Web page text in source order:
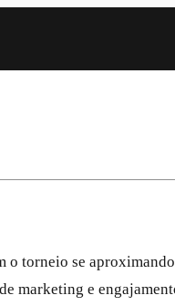
o torneio se
marketing e